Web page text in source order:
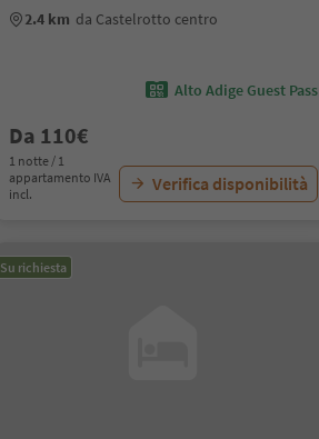
2.4 km da Castelrotto centro
Alto Adige Guest Pass
Da 110€
1 notte / 1
appartamento IVA
incl.
Verifica disponibilità
Su richiesta